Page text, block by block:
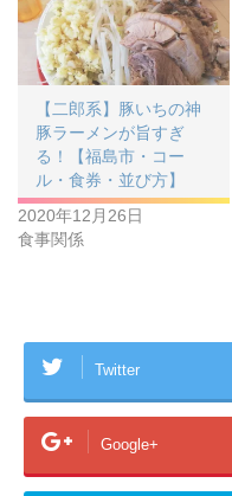
【二郎系】豚いちの神
豚ラーメンが旨すぎ
る！【福島市・コー
ル・食券・並び方】
2020年12月26日
食事関係
Twitter
Google+